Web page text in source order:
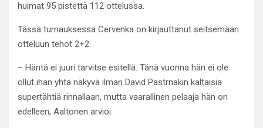
huimat 95 pistettä 112 ottelussa.
Tässä turnauksessa Cervenka on kirjauttanut seitsemään
otteluun tehot 2+2.
– Häntä ei juuri tarvitse esitellä. Tänä vuonna hän ei ole
ollut ihan yhtä näkyvä ilman David Pastrnakin kaltaisia
supertähtiä rinnallaan, mutta vaarallinen pelaaja hän on
edelleen, Aaltonen arvioi.